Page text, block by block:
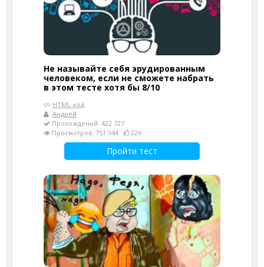
Не называйте себя эрудированным
человеком, если не сможете набрать
в этом тесте хотя бы 8/10
HTML-код
Андрей
Прохождений: 422 727
Просмотров: 751 944
226
Пройти тест